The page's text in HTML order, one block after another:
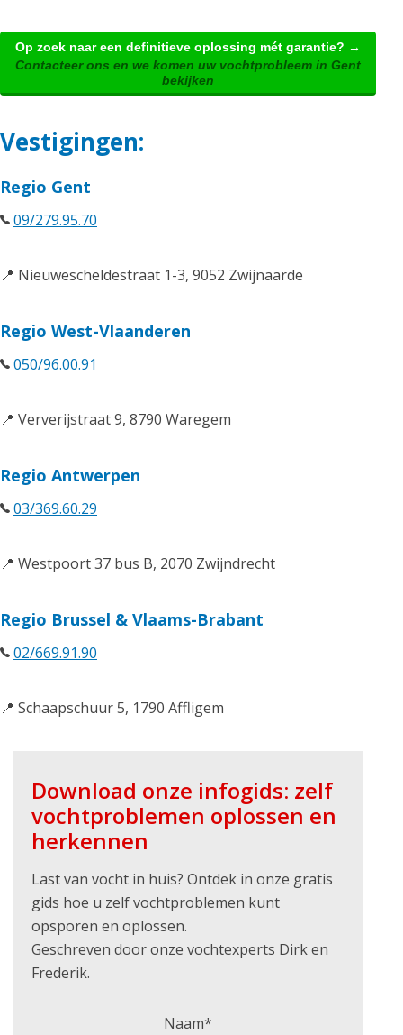
Op zoek naar een definitieve oplossing mét garantie? →
Contacteer ons en we komen uw vochtprobleem in Gent
bekijken
Vestigingen:
Regio Gent
09/279.95.70
📍 Nieuwescheldestraat 1-3, 9052 Zwijnaarde
Regio West-Vlaanderen
050/96.00.91
📍 Ververijstraat 9, 8790 Waregem
Regio Antwerpen
03/369.60.29
📍 Westpoort 37 bus B, 2070 Zwijndrecht
Regio Brussel & Vlaams-Brabant
02/669.91.90
📍 Schaapschuur 5, 1790 Affligem
Download onze infogids: zelf
vochtproblemen oplossen en
herkennen
Last van vocht in huis? Ontdek in onze gratis
gids hoe u zelf vochtproblemen kunt
opsporen en oplossen.
Geschreven door onze vochtexperts Dirk en
Frederik.
Naam*